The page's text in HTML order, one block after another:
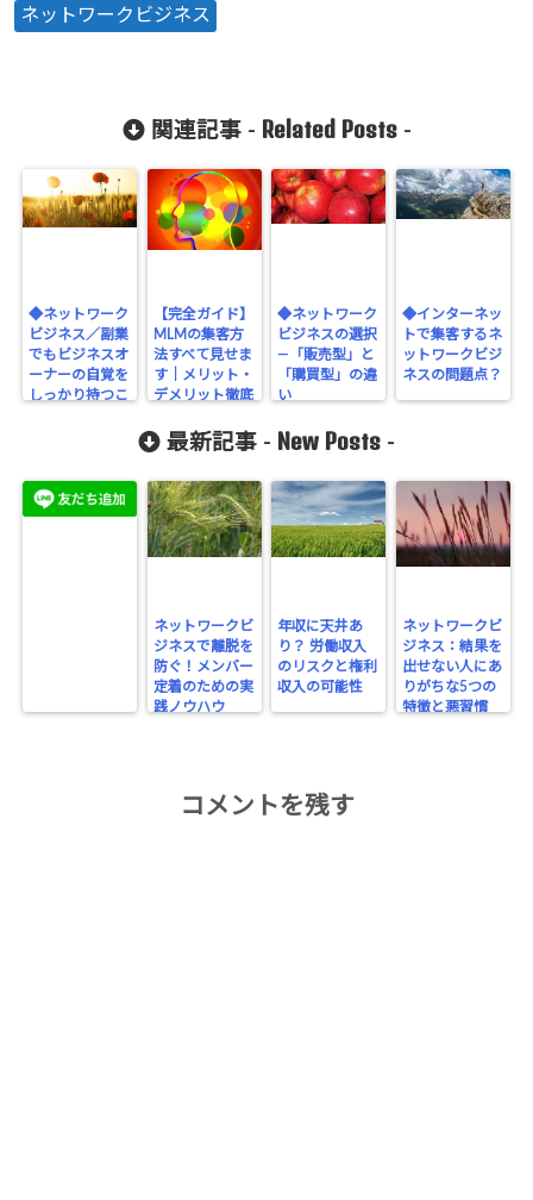
ネットワークビジネス
関連記事 - Related Posts-
◆ネットワーク
ビジネス／副業
でもビジネスオ
ーナーの自覚を
しっかり持つこ
【完全ガイド】
MLMの集客方
法すべて見せま
す｜メリット・
デメリット徹底
◆ネットワーク
ビジネスの選択
―「販売型」と
「購買型」の違
い
◆インターネッ
トで集客するネ
ットワークビジ
ネスの問題点？
最新記事 - New Posts -
ネットワークビ
ジネスで離脱を
防ぐ！メンバー
定着のための実
践ノウハウ
年収に天井あ
り？ 労働収入
のリスクと権利
収入の可能性
ネットワークビ
ジネス：結果を
出せない人にあ
りがちな5つの
特徴と悪習慣
コメントを残す